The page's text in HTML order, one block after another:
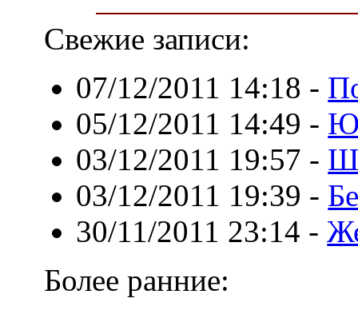
Свежие записи:
07/12/2011 14:18 -
05/12/2011 14:49 -
03/12/2011 19:57 -
03/12/2011 19:39 -
30/11/2011 23:14 -
Более ранние: